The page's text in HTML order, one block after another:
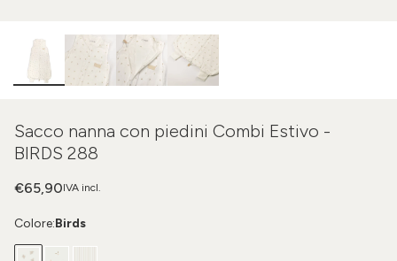
Sacco nanna con piedini Combi Estivo -
BIRDS 288
IVA incl.
€65,90
Colore:Birds